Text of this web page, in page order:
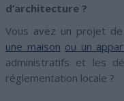
d’architecture ?
Vous avez un projet
une maison ou un
administratifs et les
réglementation locale ?